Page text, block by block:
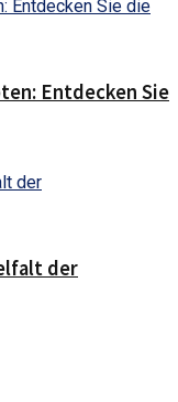
Entdecken Sie
der